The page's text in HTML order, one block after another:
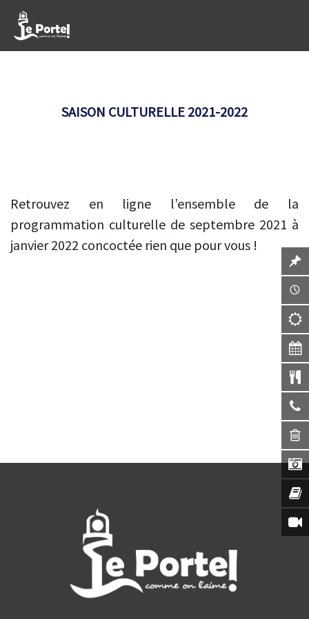
SAISON CULTURELLE 2021-2022
Retrouvez en ligne l’ensemble de la
programmation culturelle de septembre 2021 à
janvier 2022 concoctée rien que pour vous !